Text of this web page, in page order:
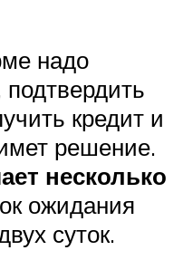
надо
кредит и
решение.
несколько
ожидания
суток.